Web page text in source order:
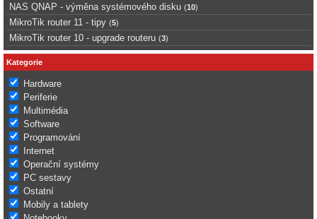
NAS QNAP - výměna systémového disku (10)
MikroTik router 11 - tipy (5)
MikroTik router 10 - upgrade routeru (3)
Kategorie
Hardware
Periferie
Multimédia
Software
Programování
Internet
Operační systémy
PC sestavy
Ostatní
Mobily a tablety